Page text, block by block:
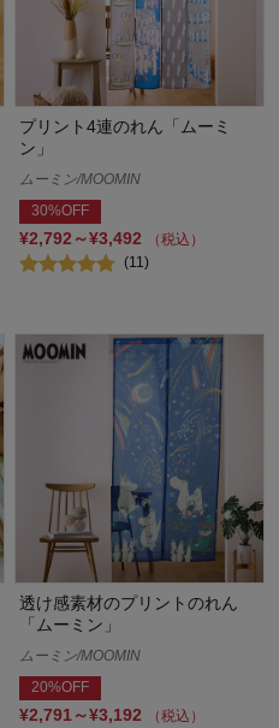
プリント4連のれん「ムーミ
ン」
ムーミン/MOOMIN
30%OFF
¥2,792～¥3,492
（税込）
(11)
透け感素材のプリントのれん
「ムーミン」
ムーミン/MOOMIN
20%OFF
¥2,791～¥3,192
（税込）